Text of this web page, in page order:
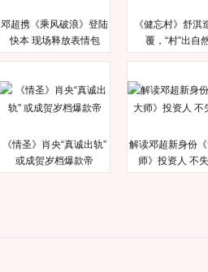
邓超携《乘风破浪》登陆
快本 现场释放表情包
《健忘村》舒淇
覆，“村”出自
《情圣》肖央“真诚出轨”
或成贺岁档爆款帝
解读邓超新身份
师》投资人 不